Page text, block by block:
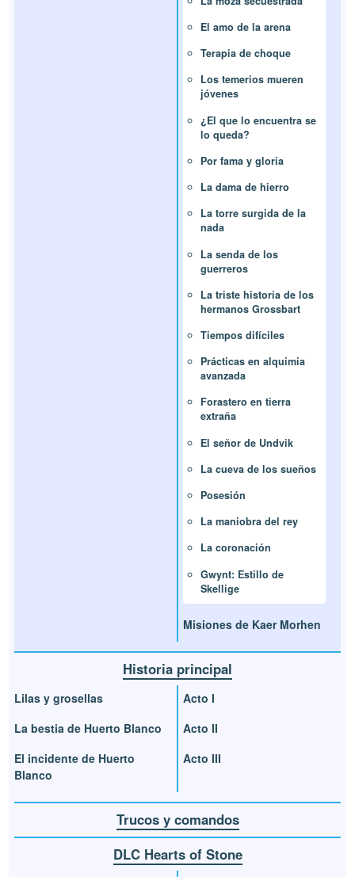
El amo de la arena
Terapia de choque
Los temerios mueren
jóvenes
¿El que lo encuentra se
lo queda?
Por fama y gloria
La dama de hierro
La torre surgida de la
nada
La senda de los
guerreros
La triste historia de los
hermanos Grossbart
Tiempos difíciles
Prácticas en alquimia
avanzada
Forastero en tierra
extraña
El señor de Undvik
La cueva de los sueños
Posesión
La maniobra del rey
La coronación
Gwynt: Estillo de
Skellige
Misiones de Kaer Morhen
Historia principal
Lilas y grosellas
La bestia de Huerto Blanco
El incidente de Huerto
Blanco
Acto I
Acto II
Acto III
Trucos y comandos
DLC Hearts of Stone